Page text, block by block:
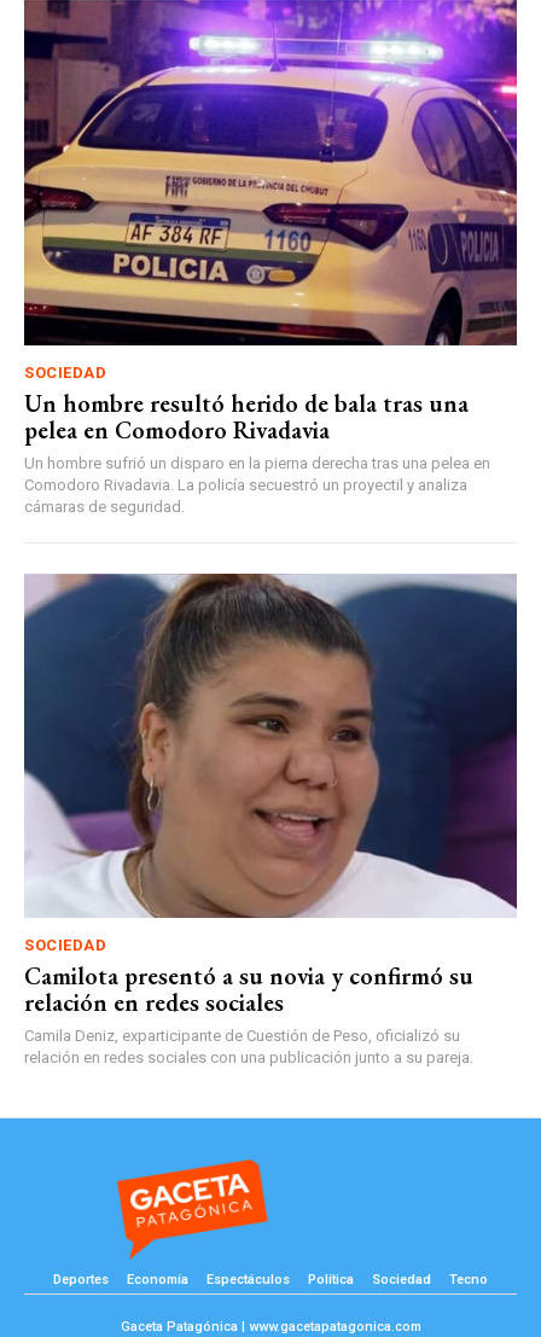
SOCIEDAD
Un hombre resultó herido de bala tras una
pelea en Comodoro Rivadavia
Un hombre sufrió un disparo en la pierna derecha tras una pelea en
Comodoro Rivadavia. La policía secuestró un proyectil y analiza
cámaras de seguridad.
SOCIEDAD
Camilota presentó a su novia y confirmó su
relación en redes sociales
Camila Deniz, exparticipante de Cuestión de Peso, oficializó su
relación en redes sociales con una publicación junto a su pareja.
Deportes Economía Espectáculos Política Sociedad Tecno
Gaceta Patagónica | www.gacetapatagonica.com